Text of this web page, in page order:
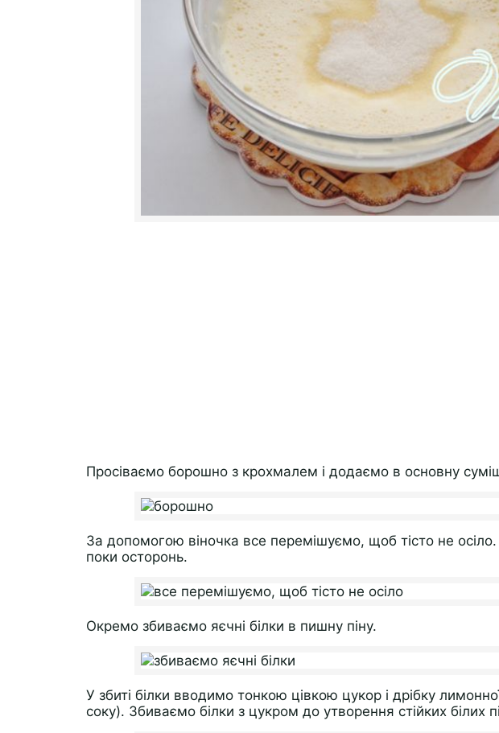
Просіваємо борошно з крохмалем і додаємо в основну
За допомогою віночка все перемішуємо, щоб тісто не
поки осторонь.
Окремо збиваємо яєчні білки в пишну піну.
У збиті білки вводимо тонкою цівкою цукор і дрібку
соку). Збиваємо білки з цукром до утворення стійких білих